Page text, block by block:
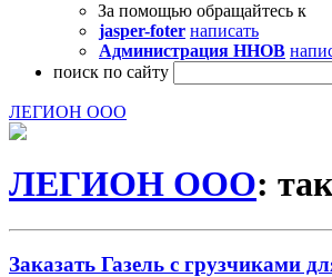
За помощью обращайтесь к
jasper-foter написать
Администрация ННОВ
поиск по сайту
ЛЕГИОН ООО
ЛЕГИОН ООО:
Заказать Газель с грузчиками